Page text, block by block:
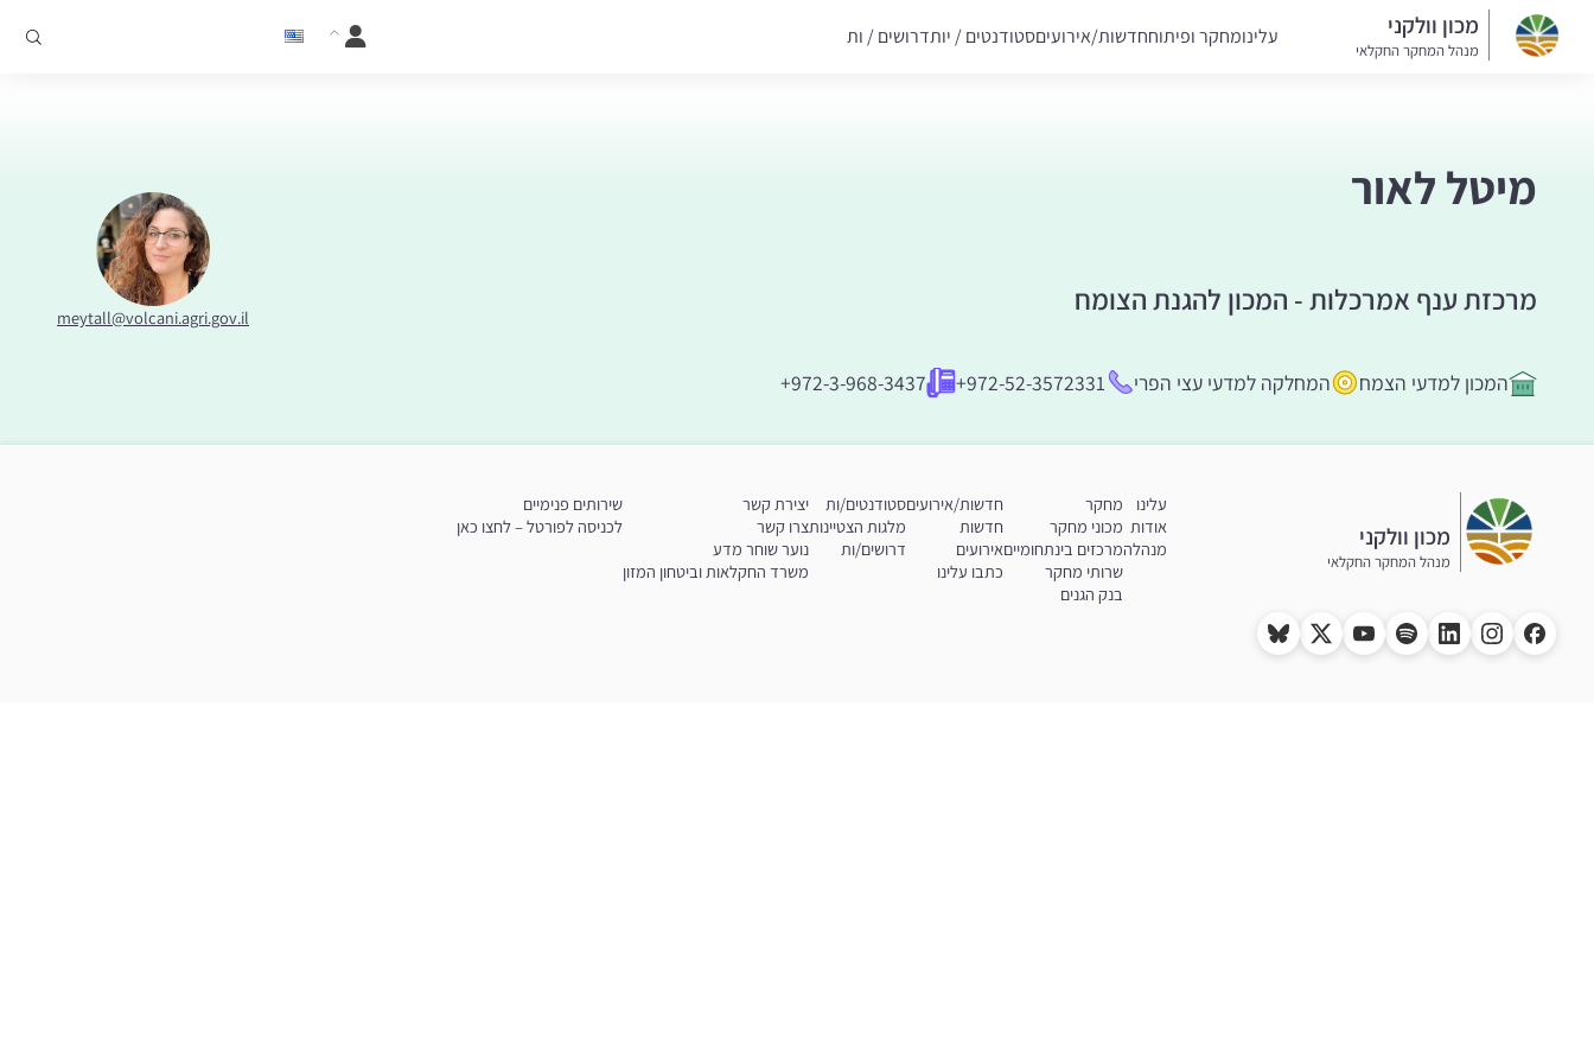
מכון וולקני
מנהל המחקר החקלאי
עלינומחקר ופיתוחחדשות/אירועיםסטודנטים / יותדרושים / ות
מיטל לאור
מרכזת ענף אמרכלות - המכון להגנת הצומח
המכון למדעי הצמח המחלקה למדעי עצי הפרי +972-52-3572331
+972-3-968-3437
meytall@volcani.agri.gov.il
מכון וולקני
מנהל המחקר החקלאי
עלינו
אודות
מנהלה
מחקר
מכוני מחקר
מרכזים בינתחומיים
שרותי מחקר
בנק הגנים
חדשות/אירועים
חדשות
אירועים
כתבו עלינו
סטודנטים/ות
מלגות הצטיינות
דרושים/ות
יצירת קשר
צרו קשר
נוער שוחר מדע
משרד החקלאות וביטחון המזון
שירותים פנימיים
לכניסה לפורטל – לחצו כאן